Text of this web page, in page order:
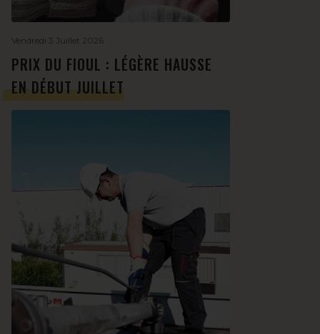
Vendredi 3 Juillet 2026
PRIX DU FIOUL : LÉGÈRE HAUSSE
EN DÉBUT JUILLET